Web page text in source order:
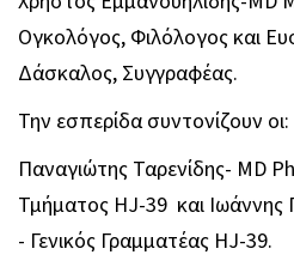
Ογκολόγος, Φιλόλογος και
Δάσκαλος, Συγγραφέας.
Την εσπερίδα συντονίζουν οι:
Παναγιώτης Ταρενίδης- MD
Τμήματος HJ-39 και Ιωάννης
- Γενικός Γραμματέας HJ-39.